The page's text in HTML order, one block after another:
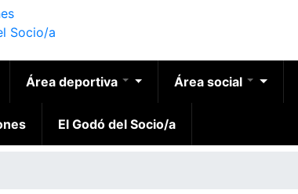
Socio/a
Área deportiva Área social
El Godó del Socio/a